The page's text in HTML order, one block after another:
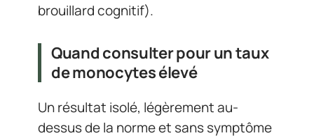
brouillard cognitif).
Quand consulter pour un taux
de monocytes élevé
Un résultat isolé, légèrement au-
dessus de la norme et sans symptôme